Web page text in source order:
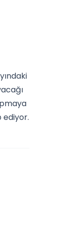
ediyor.